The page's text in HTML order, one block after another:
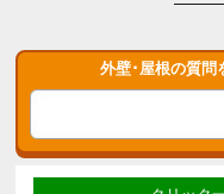
外壁･屋根の質問